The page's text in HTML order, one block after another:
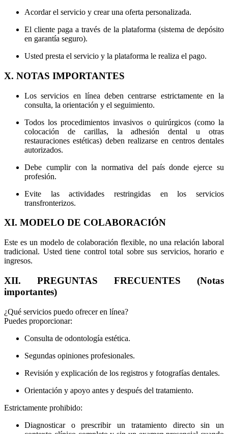
Acordar el servicio y crear una oferta personalizada.
El cliente paga a través de la plataforma (sistema de depósito
en garantía seguro).
Usted presta el servicio y la plataforma le realiza el pago.
X. NOTAS IMPORTANTES
Los servicios en línea deben centrarse estrictamente en la
consulta, la orientación y el seguimiento.
Todos los procedimientos invasivos o quirúrgicos (como la
colocación de carillas, la adhesión dental u otras
restauraciones estéticas) deben realizarse en centros dentales
autorizados.
Debe cumplir con la normativa del país donde ejerce su
profesión.
Evite las actividades restringidas en los servicios
transfronterizos.
XI. MODELO DE COLABORACIÓN
Este es un modelo de colaboración flexible, no una relación laboral
tradicional. Usted tiene control total sobre sus servicios, horario e
ingresos.
XII. PREGUNTAS FRECUENTES (Notas
importantes)
¿Qué servicios puedo ofrecer en línea?
Puedes proporcionar:
Consulta de odontología estética.
Segundas opiniones profesionales.
Revisión y explicación de los registros y fotografías dentales.
Orientación y apoyo antes y después del tratamiento.
Estrictamente prohibido:
Diagnosticar o prescribir un tratamiento directo sin un